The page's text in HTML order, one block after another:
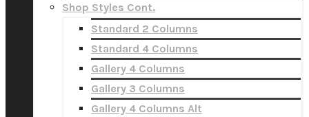
Shop Styles Cont.
Standard 2 Columns
Standard 4 Columns
Gallery 4 Columns
Gallery 3 Columns
Gallery 4 Columns Alt